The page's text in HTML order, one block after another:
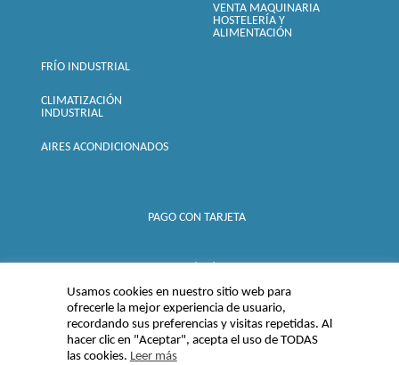
VENTA MAQUINARIA
HOSTELERÍA Y
ALIMENTACIÓN
FRÍO INDUSTRIAL
CLIMATIZACIÓN
INDUSTRIAL
AIRES ACONDICIONADOS
PAGO CON TARJETA
© 2015 InoxfrioAlbacetense SL |
Usamos cookies en nuestro sitio web para
ofrecerle la mejor experiencia de usuario,
recordando sus preferencias y visitas repetidas. Al
hacer clic en "Aceptar", acepta el uso de TODAS
las cookies. Leer más